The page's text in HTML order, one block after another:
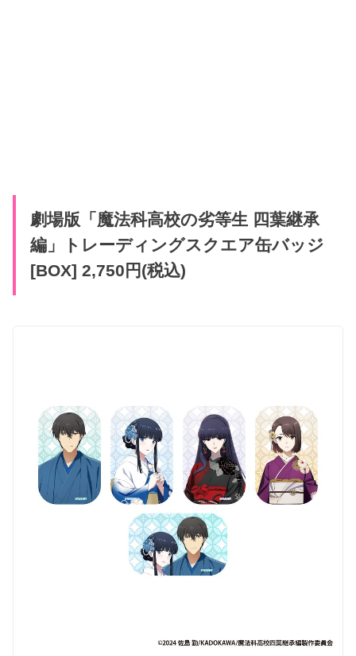
劇場版「魔法科高校の劣等生 四葉継承
編」トレーディングスクエア缶バッジ
[BOX] 2,750円(税込)